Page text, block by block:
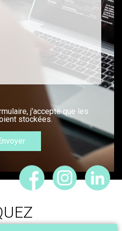
j'accepte que les
stockées.